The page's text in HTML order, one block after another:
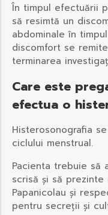
În timpul efectuării
să resimtă un
abdominale în
discomfort se
terminarea
Care este
efectua o
Histerosonografia
ciclului menstrual.
Pacienta trebuie să
scrisă și să
Papanicolau și
pentru secreții și